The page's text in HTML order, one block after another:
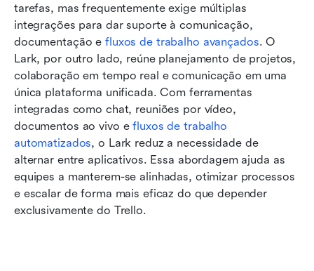
tarefas, mas frequentemente exige múltiplas
integrações para dar suporte à comunicação,
documentação e fluxos de trabalho avançados. O
Lark, por outro lado, reúne planejamento de projetos,
colaboração em tempo real e comunicação em uma
única plataforma unificada. Com ferramentas
integradas como chat, reuniões por vídeo,
documentos ao vivo e fluxos de trabalho
automatizados, o Lark reduz a necessidade de
alternar entre aplicativos. Essa abordagem ajuda as
equipes a manterem-se alinhadas, otimizar processos
e escalar de forma mais eficaz do que depender
exclusivamente do Trello.